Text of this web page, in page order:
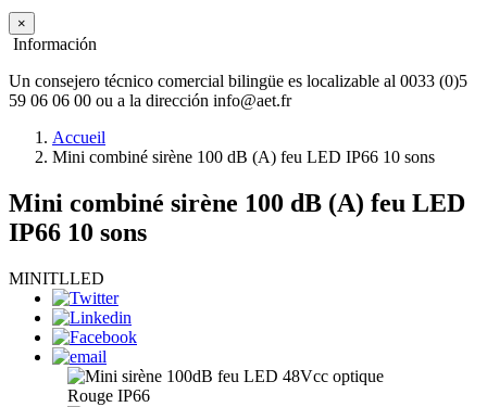
×
Información
Un consejero técnico comercial bilingüe es localizable al 0033 (0)5
59 06 06 00 ou a la dirección info@aet.fr
Accueil
Mini combiné sirène 100 dB (A) feu LED IP66 10 sons
Mini combiné sirène 100 dB (A) feu LED
IP66 10 sons
MINITLLED